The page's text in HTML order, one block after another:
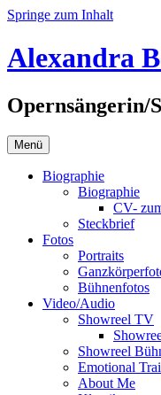
Springe zum Inhalt
Alexandra
Opernsängerin/
Menü
Biographie
Biographie
CV-
Steckbrief
Fotos
Portraits
Bühnenfotos
Video/Audio
Showreel TV
Showreel
Emotional
About Me